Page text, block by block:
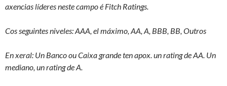
axencias líderes neste campo é Fitch Ratings.
Cos seguintes niveles: AAA, el máximo, AA, A, BBB, BB, Outros
En xeral: Un Banco ou Caixa grande ten apox. un rating de AA. Un
mediano, un rating de A.